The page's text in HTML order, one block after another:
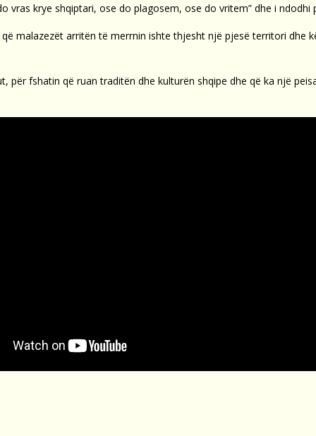
vras krye shqiptari, ose do plagosem, ose do vritem” dhe i
malazezët arritën të merrnin ishte thjesht një pjesë territori dhe
për fshatin që ruan traditën dhe kulturën shqipe dhe që ka një